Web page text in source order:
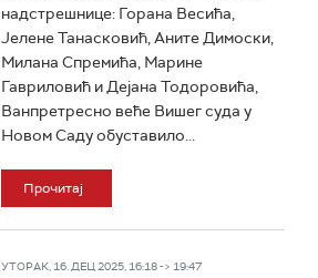
надстрешнице: Горана Весића,
Јелене Танасковић, Аните Димоски,
Милана Спремића, Марине
Гавриловић и Дејана Тодоровића,
Ванпретресно веће Вишег суда у
Новом Саду обуставило...
Прочитај
УТОРАК, 16. ДЕЦ 2025, 16:18 -> 19:47